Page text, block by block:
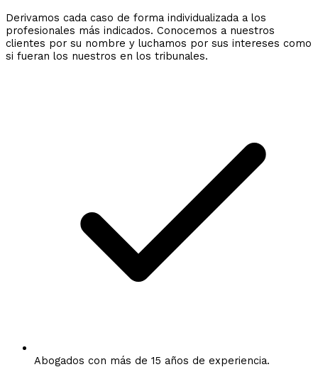
Derivamos cada caso de forma individualizada a los
profesionales más indicados. Conocemos a nuestros
clientes por su nombre y luchamos por sus intereses como
si fueran los nuestros en los tribunales.
Abogados con más de 15 años de experiencia.